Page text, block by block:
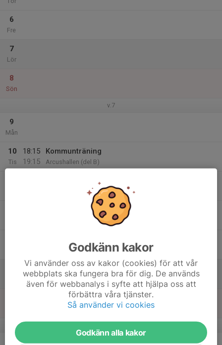
6
Fre
7
Lör
8
Sön
v.7
9
Mån
10
Tis
18:15
19:15
Kommunträning
Arcushallen (del B)
Godkänn kakor
Vi använder oss av kakor (cookies) för att vår
webbplats ska fungera bra för dig. De används
även för webbanalys i syfte att hjälpa oss att
förbättra våra tjänster.
Så använder vi cookies
Godkänn alla kakor